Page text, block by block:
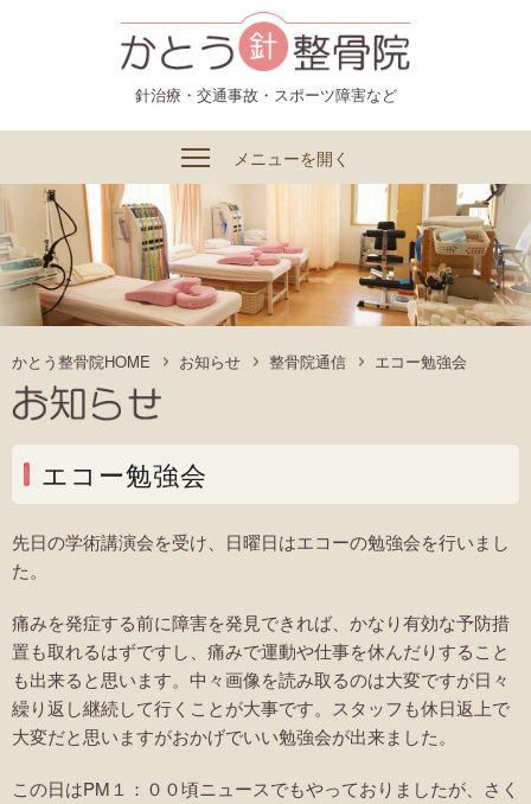
針治療・交通事故・スポーツ障害など
メニューを開く
かとう整骨院HOME お知らせ 整骨院通信 エコー勉強会
エコー勉強会
先日の学術講演会を受け、日曜日はエコーの勉強会を行いまし
た。
痛みを発症する前に障害を発見できれば、かなり有効な予防措
置も取れるはずですし、痛みで運動や仕事を休んだりすること
も出来ると思います。中々画像を読み取るのは大変ですが日々
繰り返し継続して行くことが大事です。スタッフも休日返上で
大変だと思いますがおかげでいい勉強会が出来ました。
この日はPM１：００頃ニュースでもやっておりましたが、さく